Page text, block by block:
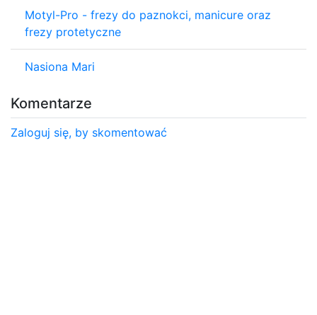
Motyl-Pro - frezy do paznokci, manicure oraz
frezy protetyczne
Nasiona Mari
Komentarze
Zaloguj się, by skomentować